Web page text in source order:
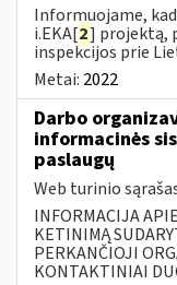
Informuojame,
i.EKA[2] projektą,
inspekcijos prie
Metai: 2022
Darbo
informacinės
paslaugų
Web turinio
INFORMACIJA
KETINIMĄ
PERKANČIOJI
KONTAKTINIAI